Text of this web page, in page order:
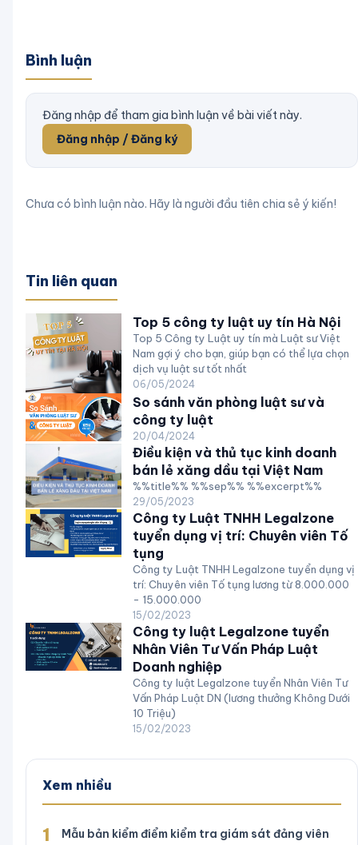
Bình luận
Đăng nhập để tham gia bình luận về bài viết này.
Đăng nhập / Đăng ký
Chưa có bình luận nào. Hãy là người đầu tiên chia sẻ ý kiến!
Tin liên quan
Top 5 công ty luật uy tín Hà Nội
Top 5 Công ty Luật uy tín mà Luật sư Việt
Nam gợi ý cho bạn, giúp bạn có thể lựa chọn
dịch vụ luật sư tốt nhất
06/05/2024
So sánh văn phòng luật sư và
công ty luật
20/04/2024
Điều kiện và thủ tục kinh doanh
bán lẻ xăng dầu tại Việt Nam
%%title%% %%sep%% %%excerpt%%
29/05/2023
Công ty Luật TNHH Legalzone
tuyển dụng vị trí: Chuyên viên Tố
tụng
Công ty Luật TNHH Legalzone tuyển dụng vị
trí: Chuyên viên Tố tụng lương từ 8.000.000
- 15.000.000
15/02/2023
Công ty luật Legalzone tuyển
Nhân Viên Tư Vấn Pháp Luật
Doanh nghiệp
Công ty luật Legalzone tuyển Nhân Viên Tư
Vấn Pháp Luật DN (lương thưởng Không Dưới
10 Triệu)
15/02/2023
Xem nhiều
1 Mẫu bản kiểm điểm kiểm tra giám sát đảng viên